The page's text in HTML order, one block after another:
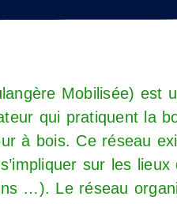
Mobilisée)
qui pratiquent la
à bois. Ce réseau
sur les
…). Le réseau